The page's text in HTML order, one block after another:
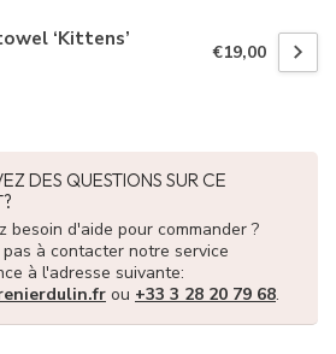
‘Kittens’
€19,00
DES QUESTIONS SUR CE
besoin d'aide pour commander ?
à contacter notre service
à l'adresse suivante:
ou +33 3 28 20 79 68.